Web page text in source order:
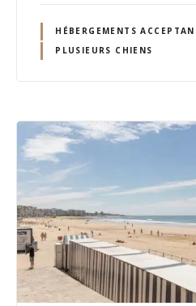
HÉBERGEMENTS
PLUSIEURS CHIENS